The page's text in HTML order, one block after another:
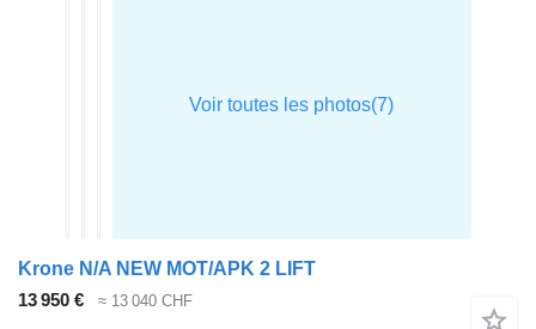
Krone N/A NEW MOT/APK 2 LIFT
13 950 €
≈ 13 040 CHF